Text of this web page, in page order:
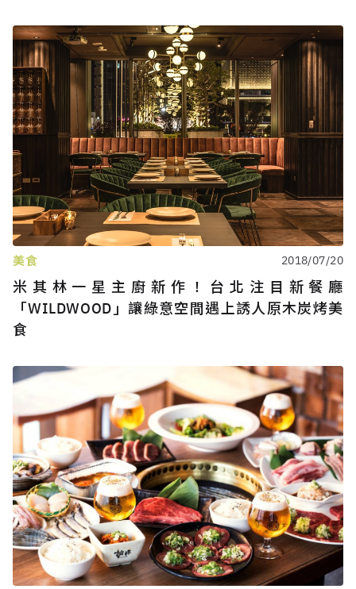
美食 2018/07/20
米其林一星主廚新作！台北注目新餐廳
「WILDWOOD」讓綠意空間遇上誘人原木炭烤美
食